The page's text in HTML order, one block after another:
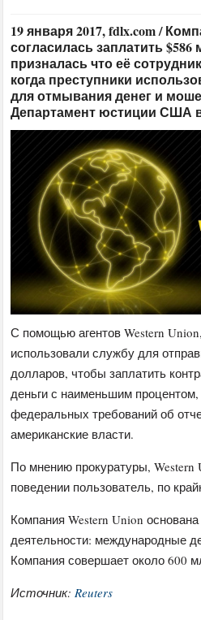
19 января 2017, fdlx.com /
согласилась заплатить
призналась что её
когда преступники
для отмывания денег и
Департамент юстиции США
С помощью агентов Western
использовали службу для
долларов, чтобы заплатить
деньги с наименьшим
федеральных требований об
американские власти.
По мнению прокуратуры, Western
поведении пользователь, по
Компания Western Union
деятельности: международные
Компания совершает около 600
Источник:Reuters